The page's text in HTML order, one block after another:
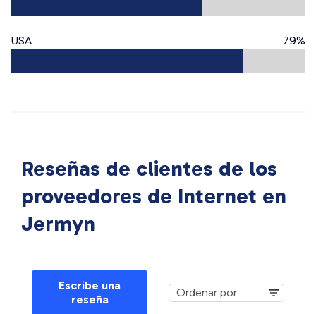
USA 79%
Reseñas de clientes de los
proveedores de Internet en
Jermyn
Escribe una
reseña